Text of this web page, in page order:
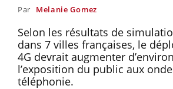
Par Melanie Gomez
Selon les résultats de
dans 7 villes françaises, le
4G devrait augmenter
l’exposition du public aux
téléphonie.